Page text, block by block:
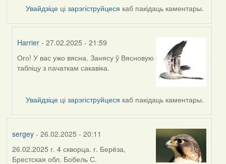
Увайдзіце цізарэгіструйцеся каб пакідаць каментары.
Harrier - 27.02.2025 - 21:59
In
reply
Белахвост
Ого! У вас ужо вясна. Занясу ў Вясновую
табліцу з пачаткам сакавіка.
Увайдзіце цізарэгіструйцеся каб пакідаць каментары.
sergey- 26.02.2025 - 20:11
26.02.2025 г. 4 скворца. г. Берёза,
Брестская обл. Бобель С.